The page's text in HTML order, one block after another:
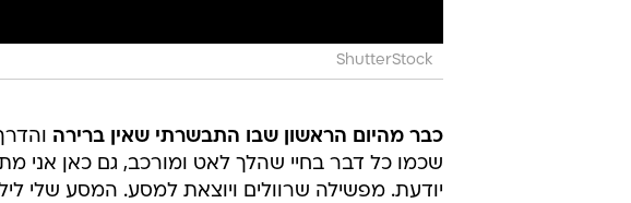
ShutterStock
כבר מהיום הראשון שבו התבשרתי שאין ברירה
שכמו כל דבר בחיי שהלך לאט ומורכב, גם כאן אני
יודעת. מפשילה שרוולים ויוצאת למסע. המסע שלי